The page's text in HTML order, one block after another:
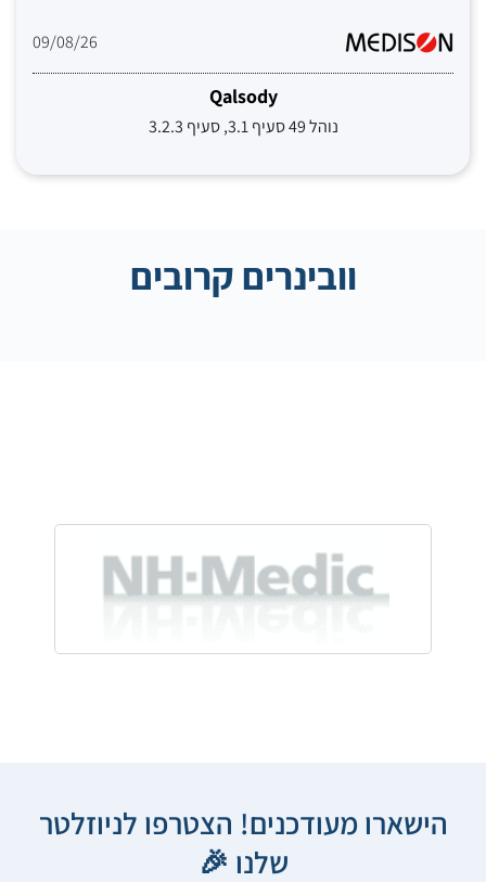
09/08/26
Qalsody
נוהל 49 סעיף 3.1, סעיף 3.2.3
וובינרים קרובים
הישארו מעודכנים! הצטרפו לניוזלטר
שלנו 🎉